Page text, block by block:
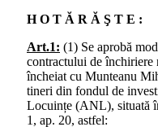
H O T Ă R Ă Ş T E :
Art.1: (1) Se aprobă
contractului de închiriere
încheiat cu Munteanu
tineri din fondul de
Locuințe (ANL), situată
1, ap. 20, astfel: